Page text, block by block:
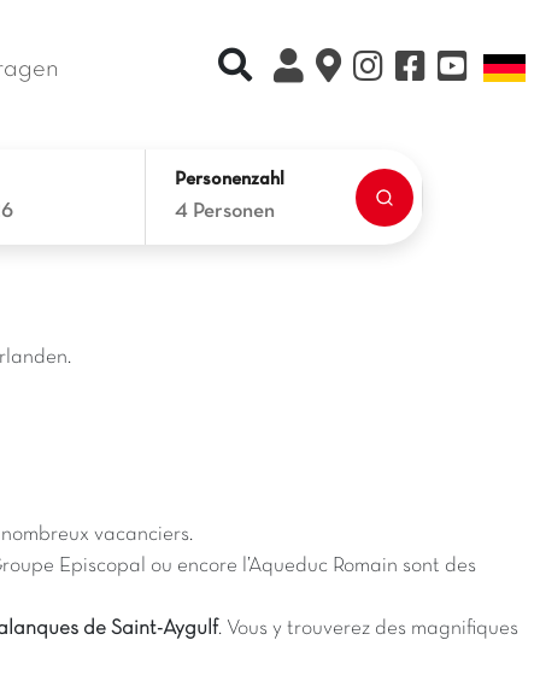
Recherche rapide
Personenzahl
4 Personen
vacanciers.
Episcopal ou encore l’Aqueduc Romain sont des
de Saint-Aygulf. Vous y trouverez des magnifiques